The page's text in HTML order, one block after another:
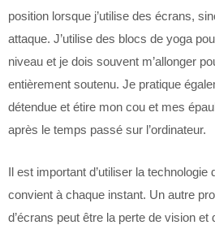
position lorsque j’utilise des écrans,
attaque. J’utilise des blocs de yoga
niveau et je dois souvent m’allonger
entièrement soutenu. Je pratique
détendue et étire mon cou et mes
après le temps passé sur l’ordinateur.
Il est important d’utiliser la technologie
convient à chaque instant. Un autre
d’écrans peut être la perte de vision et